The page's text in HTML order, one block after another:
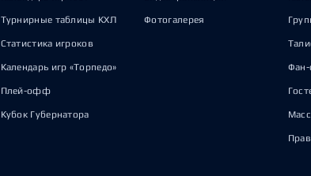
Турнирные таблицы КХЛ
Статистика игроков
Календарь игр «Торпедо»
Плей-офф
Кубок Губернатора
Фотогалерея
Фан-